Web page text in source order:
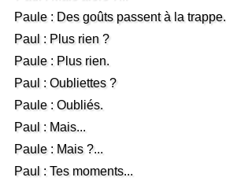
Paule : Des goûts passent à la trappe.
Paul : Plus rien ?
Paule : Plus rien.
Paul : Oubliettes ?
Paule : Oubliés.
Paul : Mais...
Paule : Mais ?...
Paul : Tes moments...